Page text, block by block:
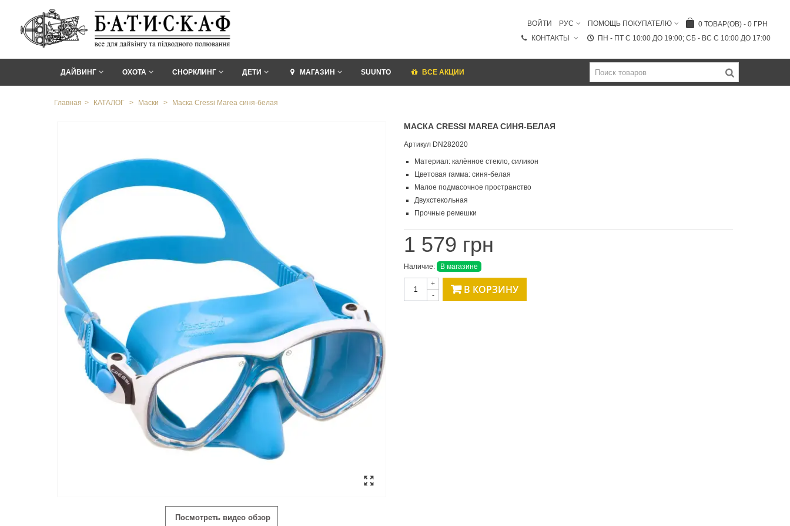
0 ТОВАР(ОВ) - 0 ГРН
ПОМОЩЬ ПОКУПАТЕЛЮ
РУС
ВОЙТИ
ПН - ПТ C 10:00 ДО 19:00; СБ - ВС С 10:00 ДО 17:00
КОНТАКТЫ
ДАЙВИНГ ОХОТА СНОРКЛИНГ ДЕТИ МАГАЗИН SUUNTO ВСЕ АКЦИИ
Главная > КАТАЛОГ > Маски > Маска Cressi Marea синя-белая
Посмотреть видео обзор
МАСКА CRESSI MAREA СИНЯ-БЕЛАЯ
Артикул DN282020
Материал: калённое стекло, силикон
Цветовая гамма: синя-белая
Малое подмасочное пространство
Двухстекольная
Прочные ремешки
1 579 грн
Наличие: В магазине
-
+ В КОРЗИНУ